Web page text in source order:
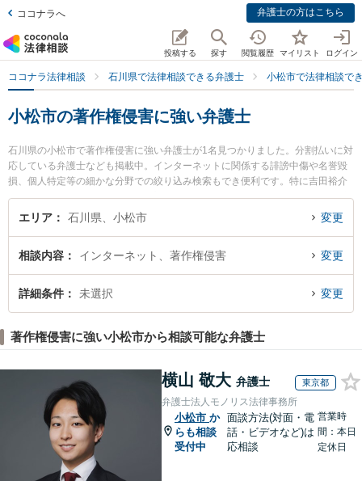
ココナラへ 弁護士の方はこちら
投稿する 探す 閲覧履歴 マイリスト ログイン
ココナラ法律相談 石川県で法律相談できる弁護士 小松市で法律相談で
小松市の著作権侵害に強い弁護士
石川県の小松市で著作権侵害に強い弁護士が1名見つかりました。分割払いに対
応している弁護士なども掲載中。インターネットに関係する誹謗中傷や名誉毀
損、個人特定等の細かな分野での絞り込み検索もでき便利です。特に吉田裕介
法律事務所の吉田 裕介弁護士のプロフィール情報や弁護士費用、強みなどが注
目されています。『小松市で土日や夜間に発生した著作権侵害のトラブルを今
の弁護士に相談予約したい』などでお困りの相談者さんにおすすめです。
エリア 石川県、小松市 変更
相談内容 インターネット、著作権侵害 変更
詳細条件 未選択 変更
著作権侵害に強い小松市から相談可能な弁護士
横山 敬大 弁護士 東京都
弁護士法人モノリス法律事務所
小松市 か
らも相談
受付中
面談方法(対面・電
話・ビデオなど)は
応相談
営業時
間：本日
定休日